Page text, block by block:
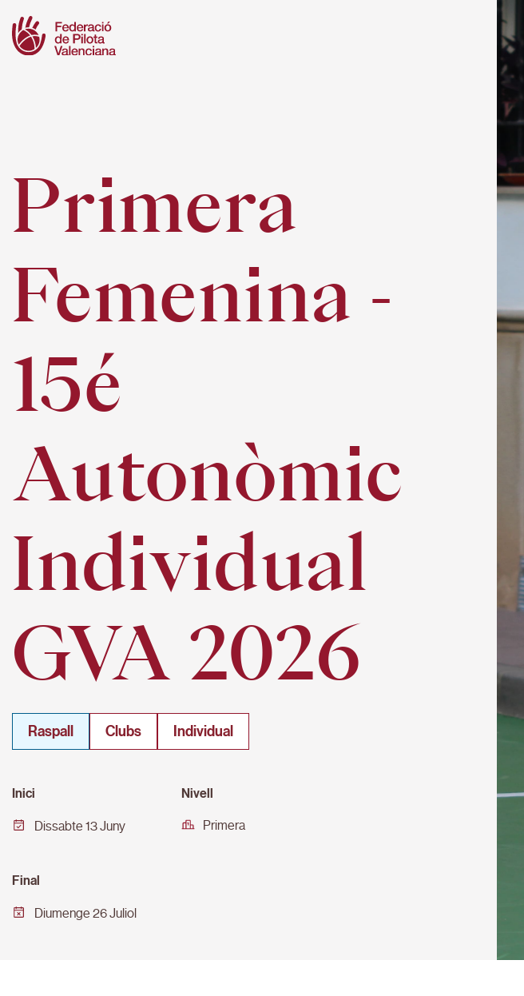
content
Primera
Femenina -
15é
Autonòmic
Individual
GVA 2026
Raspall Clubs Individual
Inici
Dissabte 13 Juny
Nivell
Primera
Final
Diumenge 26 Juliol